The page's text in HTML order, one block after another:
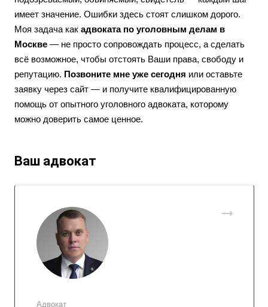
имеет значение. Ошибки здесь стоят слишком дорого.
Моя задача как адвоката по уголовным делам в
Москве — не просто сопровождать процесс, а сделать
всё возможное, чтобы отстоять Ваши права, свободу и
репутацию. Позвоните мне уже сегодня или оставьте
заявку через сайт — и получите квалифицированную
помощь от опытного уголовного адвоката, которому
можно доверить самое ценное.
Ваш адвокат
Адвокат